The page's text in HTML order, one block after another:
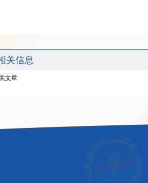
关信息
文章